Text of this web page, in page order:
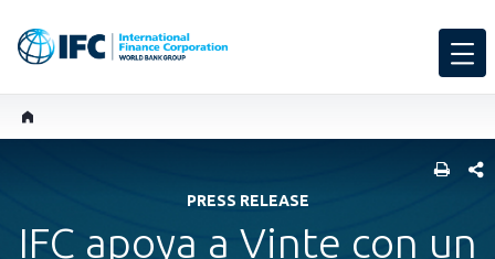
PRESS RELEASE
IFC apoya a Vinte con un